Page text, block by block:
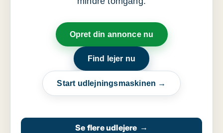
Opret din annonce nu
Find lejer nu
Start udlejningsmaskinen →
Se flere udlejere →